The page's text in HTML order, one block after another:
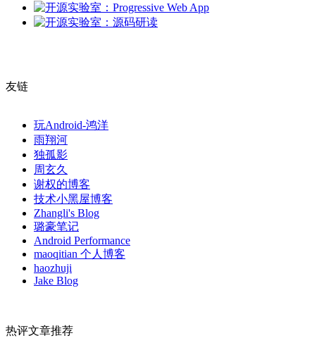
友链
玩Android-鸿洋
雨翔河
独孤影
周玄久
谢权的博客
技术小黑屋博客
Zhangli's Blog
璐豪笔记
Android Performance
maoqitian 个人博客
haozhuji
Jake Blog
热评文章推荐